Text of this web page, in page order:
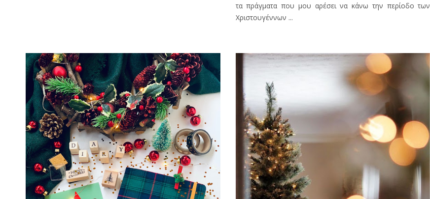
τα πράγματα που μου αρέσει να κάνω την περίοδο των
Χριστουγέννων ...